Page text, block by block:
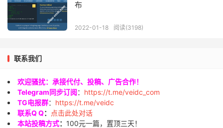
布
2022-01-18 阅读(3198)
联系我们
欢迎骚扰：承接代付、投稿、广告合作！
Telegram同步订阅： https://t.me/veidc_com
TG电报群： https://t.me/veidc
联系Q Q：
点击此处对话
本站投稿方式： 100元一篇，置顶三天！